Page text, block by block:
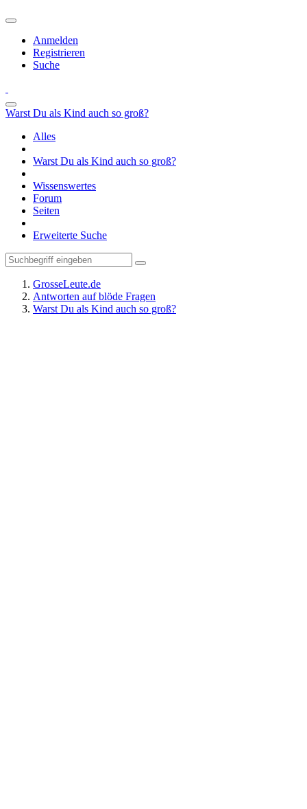
Anmelden
Registrieren
Suche
Warst Du als Kind auch so groß?
Alles
Warst Du als Kind auch so groß?
Wissenswertes
Forum
Seiten
Erweiterte Suche
GrosseLeute.de
Antworten auf blöde Fragen
Warst Du als Kind auch so groß?